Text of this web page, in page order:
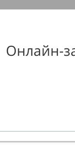
Онлайн-